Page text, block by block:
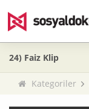
24) Faiz Klip
Kategoriler